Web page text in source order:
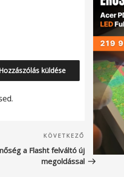
Következő
bejegyzés
KÖVETKEZŐ
a Flasht felváltó új
megoldással